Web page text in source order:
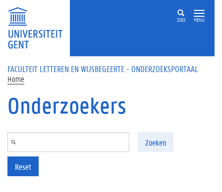
Overslaan en naar de inhoud gaan
ZOEK MENU
FACULTEIT LETTEREN EN WIJSBEGEERTE - ONDERZOEKSPORTAAL
Home
Onderzoekers
Zoeken
Reset